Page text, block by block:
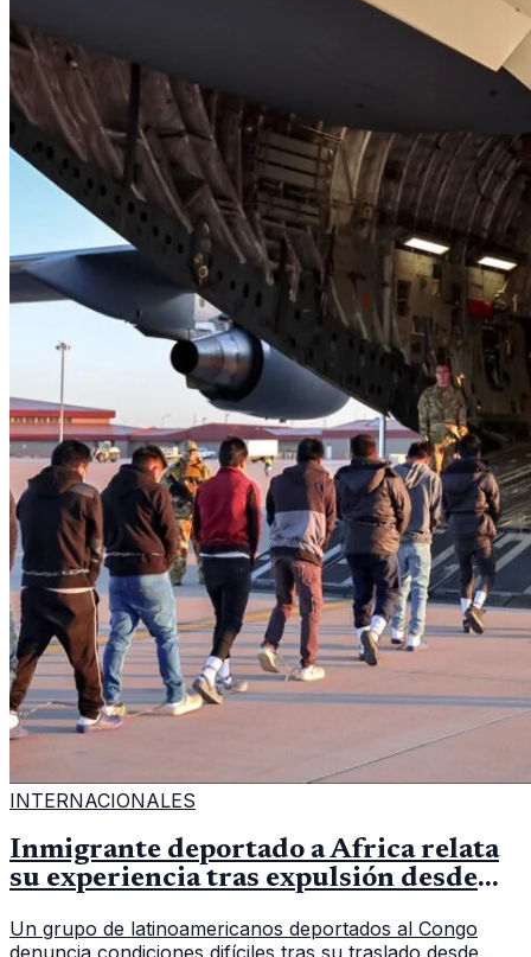
INTERNACIONALES
Inmigrante deportado a África relata
su experiencia tras expulsión desde
Un grupo de latinoamericanos deportados al Congo